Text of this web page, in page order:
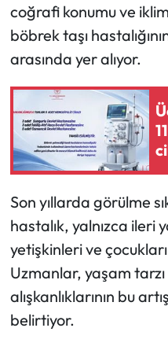
coğrafi konumu ve
böbrek taşı
arasında yer alıyor.
Son yıllarda görülme
hastalık, yalnızca ileri
yetişkinleri ve
Uzmanlar, yaşam
alışkanlıklarının bu
belirtiyor.
Resmi İlan
Resmi Reklam
Sağlık
Siyaset
Sungurlu Haberleri
Turizm
Uğurludağ Haberleri